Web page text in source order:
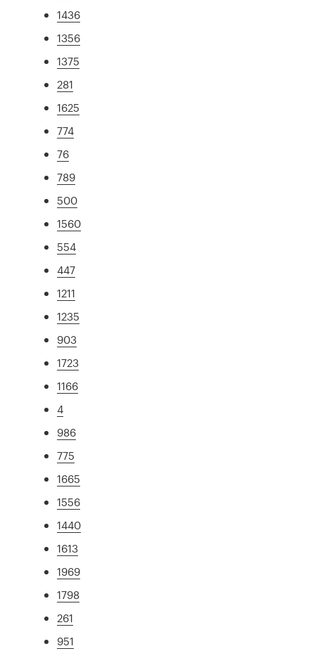
1436
1356
1375
281
1625
774
76
789
500
1560
554
447
1211
1235
903
1723
1166
4
986
775
1665
1556
1440
1613
1969
1798
261
951